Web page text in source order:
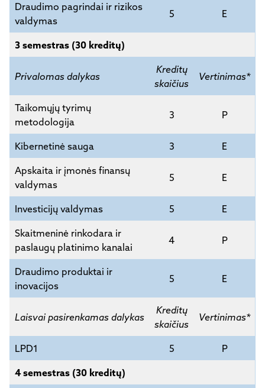
Draudimo pagrindai ir rizikos
valdymas
5 E
3 semestras (30 kreditų)
Privalomas dalykas
Kreditų
skaičius
Vertinimas*
Taikomųjų tyrimų
metodologija
3 P
Kibernetinė sauga 3 E
Apskaita ir įmonės finansų
valdymas
5 E
Investicijų valdymas 5 E
Skaitmeninė rinkodara ir
paslaugų platinimo kanalai
4 P
Draudimo produktai ir
inovacijos
5 E
Laisvai pasirenkamas dalykas
Kreditų
skaičius
Vertinimas*
LPD1 5 P
4 semestras (30 kreditų)